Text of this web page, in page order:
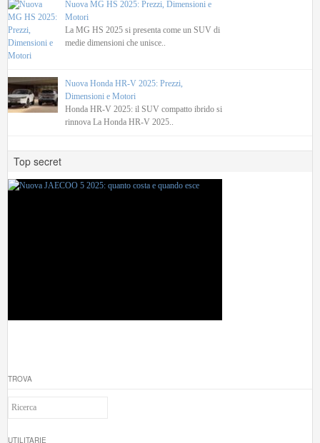
Nuova MG HS 2025: Prezzi, Dimensioni e
Motori
La MG HS 2025 si presenta come un SUV di
medie dimensioni che unisce..
Nuova Honda HR-V 2025: Prezzi,
Dimensioni e Motori
Honda HR-V 2025: il SUV compatto ibrido si
rinnova La Honda HR-V 2025..
Top secret
TROVA
UTILITARIE